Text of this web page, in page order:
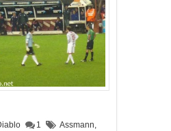
1 Assmann,